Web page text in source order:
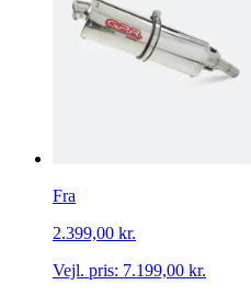
Fra
2.399,00 kr.
Vejl. pris: 7.199,00 kr.